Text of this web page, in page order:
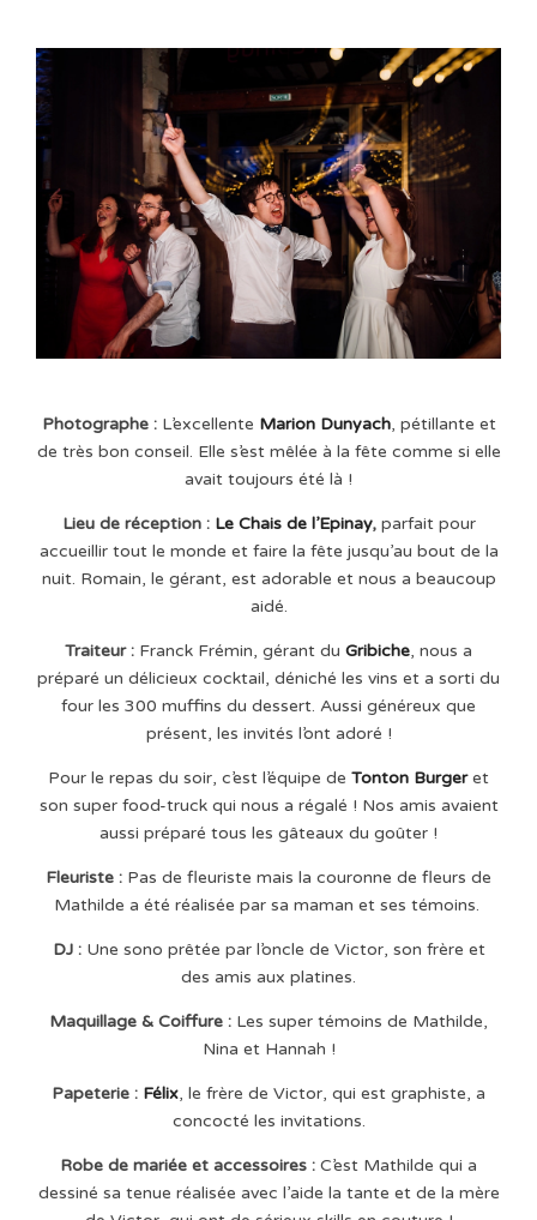
Photographe : L’excellente Marion Dunyach, pétillante et
de très bon conseil. Elle s’est mêlée à la fête comme si elle
avait toujours été là !
Lieu de réception : Le Chais de l’Epinay,parfait pour
accueillir tout le monde et faire la fête jusqu’au bout de la
nuit. Romain, le gérant, est adorable et nous a beaucoup
aidé.
Traiteur : Franck Frémin, gérant du Gribiche, nous a
préparé un délicieux cocktail, déniché les vins et a sorti du
four les 300 muffins du dessert. Aussi généreux que
présent, les invités l’ont adoré !
Pour le repas du soir, c’est l’équipe de Tonton Burgeret
son super food-truck qui nous a régalé ! Nos amis avaient
aussi préparé tous les gâteaux du goûter !
Fleuriste : Pas de fleuriste mais la couronne de fleurs de
Mathilde a été réalisée par sa maman et ses témoins.
DJ :Une sono prêtée par l’oncle de Victor, son frère et
des amis aux platines.
Maquillage & Coiffure : Les super témoins de Mathilde,
Nina et Hannah !
Papeterie : Félix, le frère de Victor, qui est graphiste, a
concocté les invitations.
Robe de mariée et accessoires : C’est Mathilde qui a
dessiné sa tenue réalisée avec l’aide la tante et de la mère